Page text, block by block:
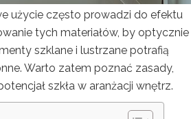
użycie często prowadzi do efektu
tych materiałów, by optycznie
szklane i lustrzane potrafią
Warto zatem poznać zasady,
szkła w aranżacji wnętrz.